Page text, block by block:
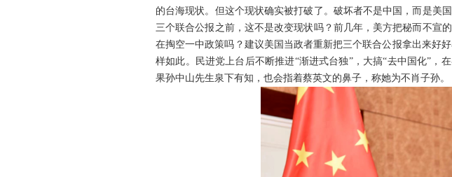
的台海现状。但这个现状确实被打破了。破坏者不是中国，而是美
三个联合公报之前，这不是改变现状吗？前几年，美方把秘而不宣
在掏空一中政策吗？建议美国当政者重新把三个联合公报拿出来好
样如此。民进党上台后不断推进“渐进式台独”，大搞“去中国化”，
果孙中山先生泉下有知，也会指着蔡英文的鼻子，称她为不肖子孙。